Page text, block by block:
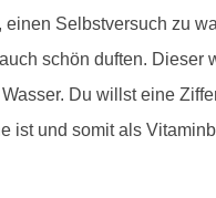
Selbstversuch zu
schön duften. Dieser
Du willst eine
ist und somit als